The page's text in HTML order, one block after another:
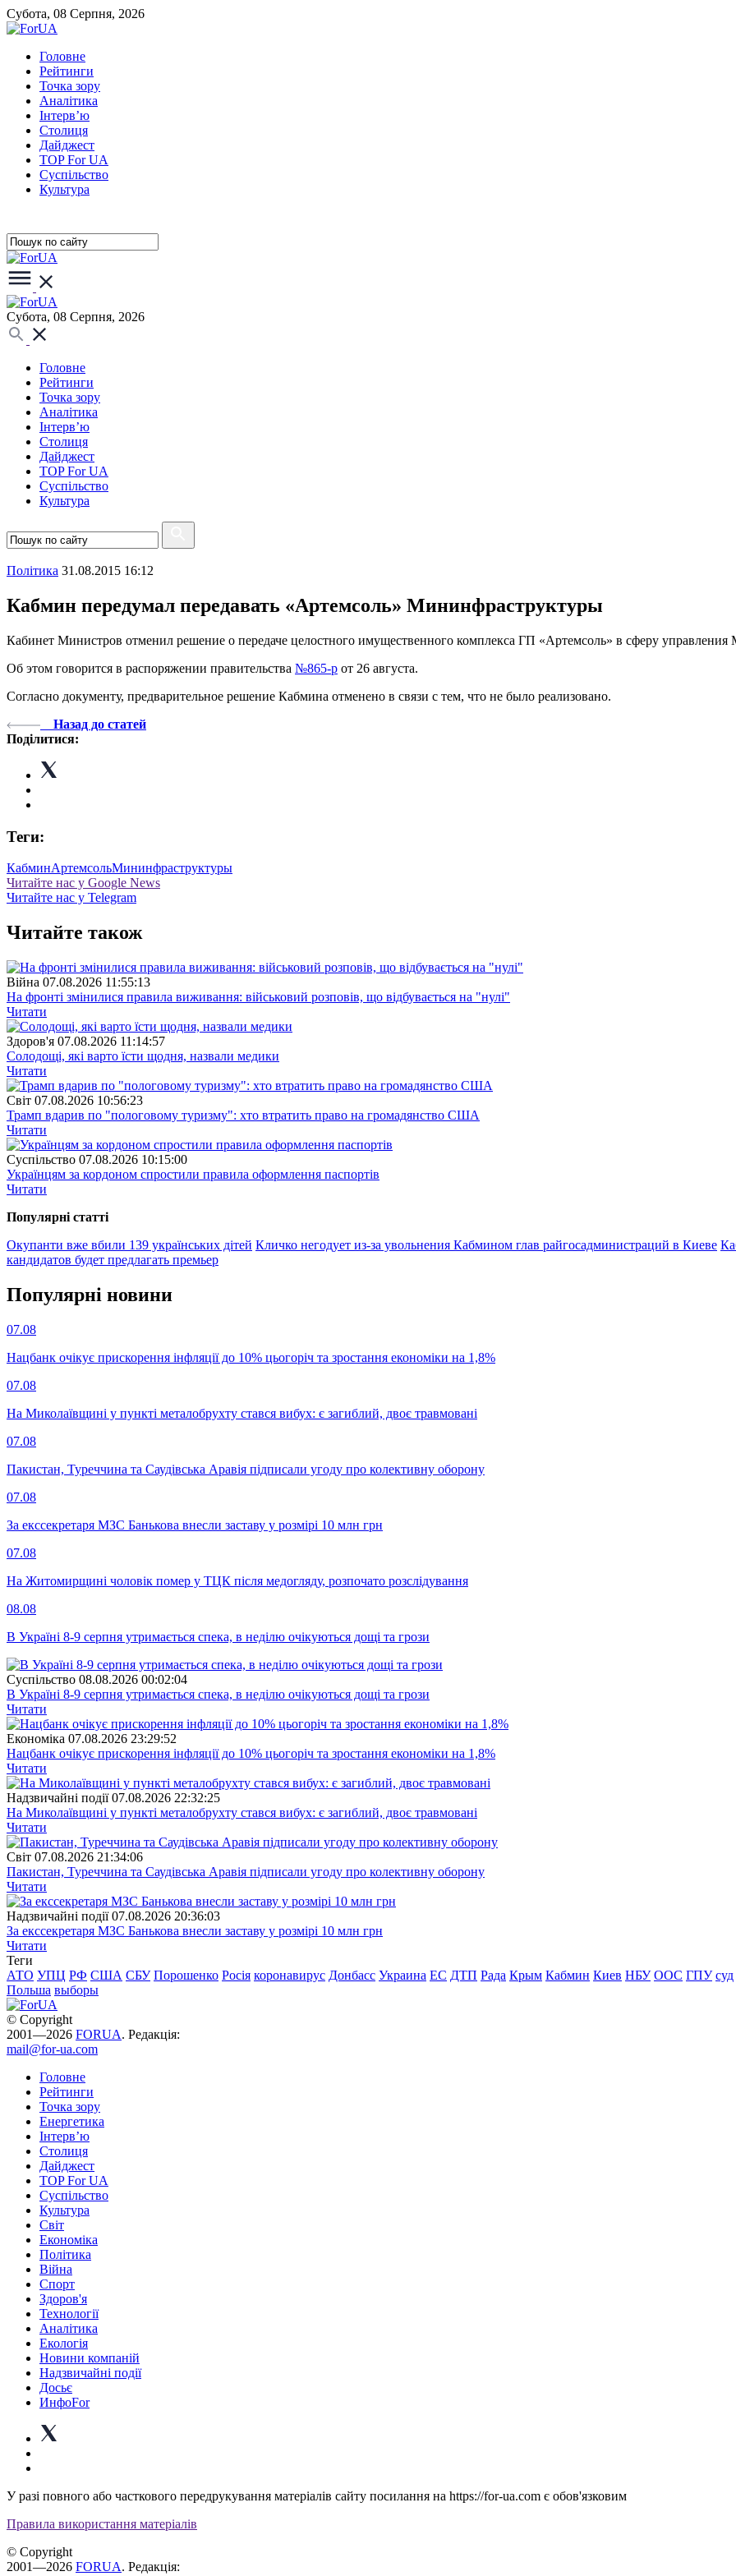
Субота, 08 Серпня, 2026
Головне
Рейтинги
Точка зору
Аналітика
Інтерв’ю
Столиця
Дайджест
TOP For UA
Суспiльство
Культура
Субота, 08 Серпня, 2026
Головне
Рейтинги
Точка зору
Аналітика
Інтерв’ю
Столиця
Дайджест
TOP For UA
Суспiльство
Культура
Полiтика 31.08.2015 16:12
Кабмин передумал передавать «Артемсоль» Мининфраструктуры
Кабинет Министров отменил решение о передаче целостного имущественного комплекса ГП «Артемсоль» в сферу управления
Об этом говорится в распоряжении правительства №865-р от 26 августа.
Согласно документу, предварительное решение Кабмина отменено в связи с тем, что не было реализовано.
Назад до статей
Поділитися:
Теги:
КабминАртемсольМининфраструктуры
Читайте нас у Google News
Читайте нас у Telegram
Читайте також
Війна 07.08.2026 11:55:13
На фронті змінилися правила виживання: військовий розповів, що відбувається на "нулі"
Читати
Здоров'я 07.08.2026 11:14:57
Солодощі, які варто їсти щодня, назвали медики
Читати
Свiт 07.08.2026 10:56:23
Трамп вдарив по "пологовому туризму": хто втратить право на громадянство США
Читати
Суспiльство 07.08.2026 10:15:00
Українцям за кордоном спростили правила оформлення паспортів
Читати
Популярнi статтi
Окупанти вже вбили 139 українських дітей Кличко негодует из-за увольнения Кабмином глав райгосадминистраций в Киеве
кандидатов будет предлагать премьер
Популярнi новини
07.08
Нацбанк очікує прискорення інфляції до 10% цьогоріч та зростання економіки на 1,8%
07.08
На Миколаївщині у пункті металобрухту стався вибух: є загиблий, двоє травмовані
07.08
Пакистан, Туреччина та Саудівська Аравія підписали угоду про колективну оборону
07.08
За екссекретаря МЗС Банькова внесли заставу у розмірі 10 млн грн
07.08
На Житомирщині чоловік помер у ТЦК після медогляду, розпочато розслідування
08.08
В Україні 8-9 серпня утримається спека, в неділю очікуються дощі та грози
Суспiльство 08.08.2026 00:02:04
В Україні 8-9 серпня утримається спека, в неділю очікуються дощі та грози
Читати
Економіка 07.08.2026 23:29:52
Нацбанк очікує прискорення інфляції до 10% цьогоріч та зростання економіки на 1,8%
Читати
Надзвичайні події 07.08.2026 22:32:25
На Миколаївщині у пункті металобрухту стався вибух: є загиблий, двоє травмовані
Читати
Свiт 07.08.2026 21:34:06
Пакистан, Туреччина та Саудівська Аравія підписали угоду про колективну оборону
Читати
Надзвичайні події 07.08.2026 20:36:03
За екссекретаря МЗС Банькова внесли заставу у розмірі 10 млн грн
Читати
Теги
АТО УПЦ РФ США СБУ Порошенко Росія коронавирус Донбасс Украина ЕС ДТП Рада Крым Кабмин Киев НБУ ООС ГПУ суд
Польша выборы
© Copyright
2001—2026 FORUA. Редакція:
mail@for-ua.com
Головне
Рейтинги
Точка зору
Енергетика
Інтерв’ю
Столиця
Дайджест
TOP For UA
Суспiльство
Культура
Світ
Економіка
Політика
Війна
Спорт
Здоров'я
Технології
Аналітика
Екологія
Новини компаній
Надзвичайні події
Досьє
ИнфоFor
У разі повного або часткового передрукування матеріалів сайту посилання на https://for-ua.com є обов'язковим
Правила використання матеріалів
© Copyright
2001—2026 FORUA. Редакція: